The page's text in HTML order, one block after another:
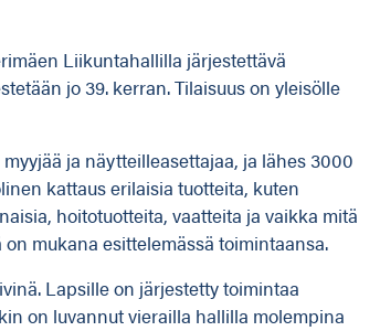
Liikuntahallilla järjestettävä
jo 39. kerran. Tilaisuus on yleisölle
ja näytteilleasettajaa, ja lähes 3000
kattaus erilaisia tuotteita, kuten
hoitotuotteita, vaatteita ja vaikka mitä
mukana esittelemässä toimintaansa.
Lapsille on järjestetty toimintaa
on luvannut vierailla hallilla molempina